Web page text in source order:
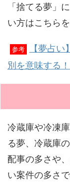
「捨てる夢」
い方はこちら
参考
【夢占
別を意味する！
冷蔵庫や冷凍
る夢、冷蔵庫
配事の多さや
い案件の多さ